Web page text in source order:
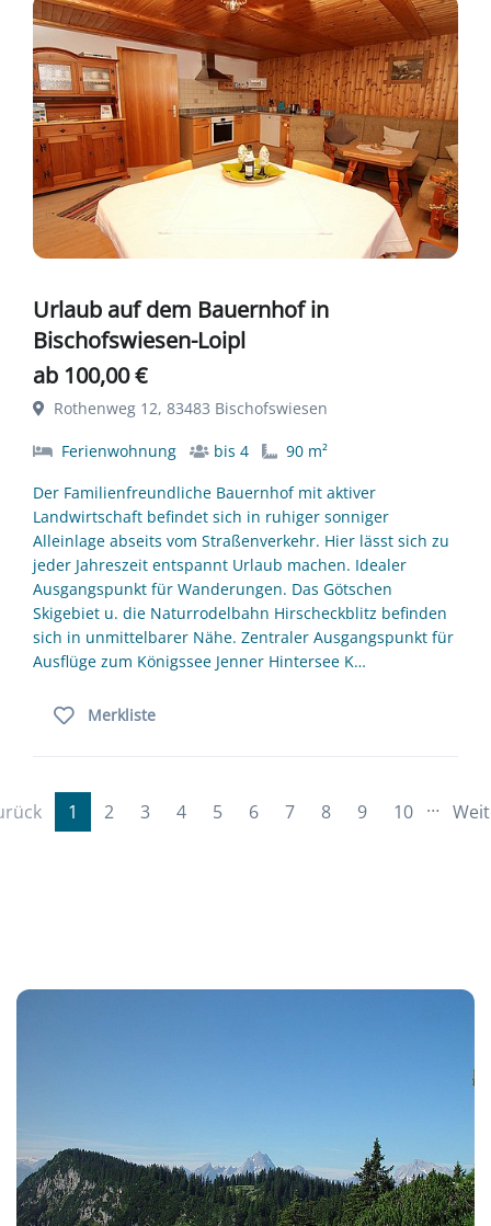
Urlaub auf dem Bauernhof in
Bischofswiesen-Loipl
ab 100,00 €
Rothenweg 12, 83483 Bischofswiesen
Ferienwohnung bis 4
90 m²
Der Familienfreundliche Bauernhof mit aktiver
Landwirtschaft befindet sich in ruhiger sonniger
Alleinlage abseits vom Straßenverkehr. Hier lässt sich zu
jeder Jahreszeit entspannt Urlaub machen. Idealer
Ausgangspunkt für Wanderungen. Das Götschen
Skigebiet u. die Naturrodelbahn Hirscheckblitz befinden
sich in unmittelbarer Nähe. Zentraler Ausgangspunkt für
Ausflüge zum Königssee Jenner Hintersee K…
Merkliste
1 2 3 4 5 6 7 8 9 10 …